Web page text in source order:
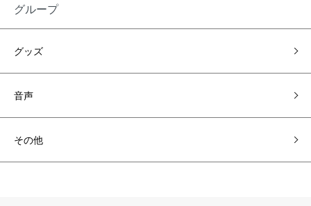
グループ
グッズ
音声
その他